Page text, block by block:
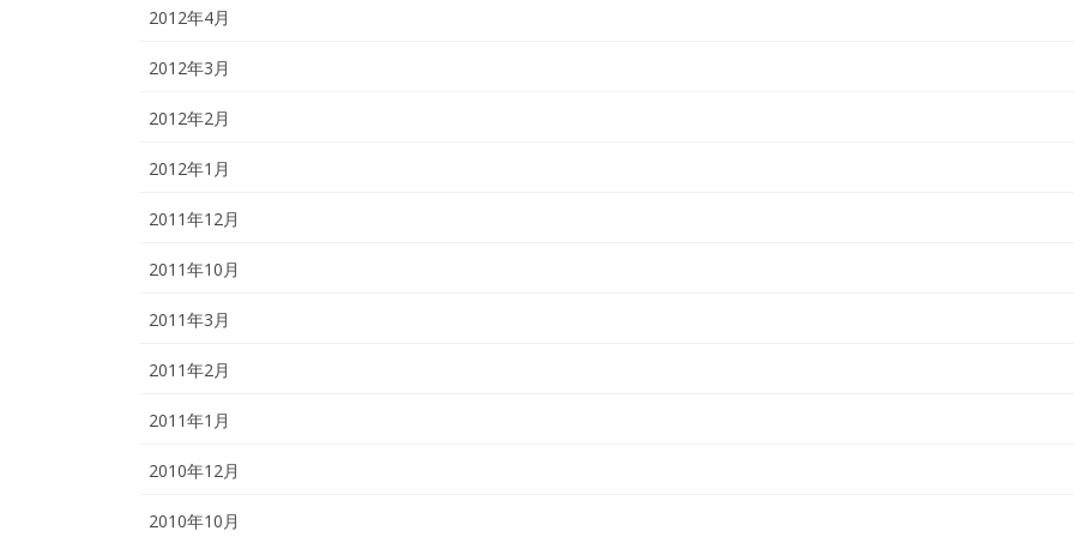
2012年4月
2012年3月
2012年2月
2012年1月
2011年12月
2011年10月
2011年3月
2011年2月
2011年1月
2010年12月
2010年10月